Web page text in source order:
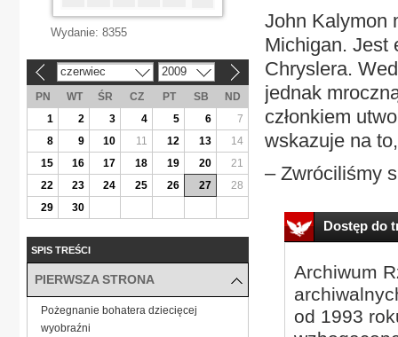
John Kalymon
Michigan. Jest
Chryslera.
jednak
członkiem
wskazuje na
– Zwróciliśmy
Dostęp do
Archiwum
od 1993
Wydanie: 8355
czerwiec 2009
PN WT ŚR CZ PT SB
ND
1
2 3 4 5 6
7
8
9 10 11 12 13
14
15
16 17 18 19 20
21
22
23 24 25 26 27
28
29
30
SPIS TREŚCI
PIERWSZA STRONA
Pożegnanie bohatera dziecięcej
wyobraźni